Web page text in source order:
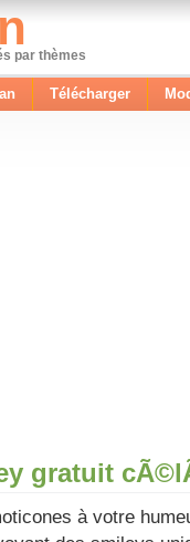
par thèmes
Télécharger
gratuit
à votre